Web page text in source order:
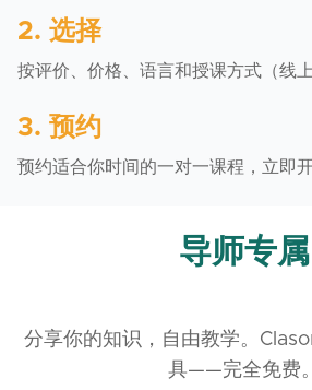
2. 选择
按评价、价格、语言和授课方式（线
3. 预约
预约适合你时间的一对一课程，立即开
导师专属
分享你的知识，自由教学。
具——完全免费。